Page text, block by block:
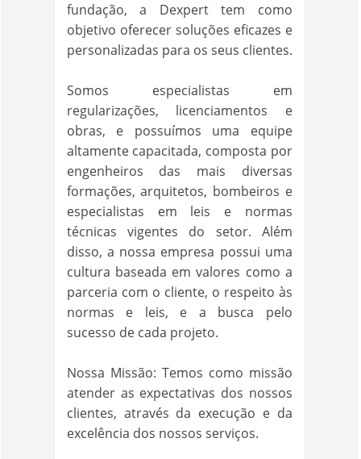
fundação, a Dexpert tem como
objetivo oferecer soluções eficazes e
personalizadas para os seus clientes.
Somos especialistas em
regularizações, licenciamentos e
obras, e possuímos uma equipe
altamente capacitada, composta por
engenheiros das mais diversas
formações, arquitetos, bombeiros e
especialistas em leis e normas
técnicas vigentes do setor. Além
disso, a nossa empresa possui uma
cultura baseada em valores como a
parceria com o cliente, o respeito às
normas e leis, e a busca pelo
sucesso de cada projeto.
Nossa Missão: Temos como missão
atender as expectativas dos nossos
clientes, através da execução e da
excelência dos nossos serviços.